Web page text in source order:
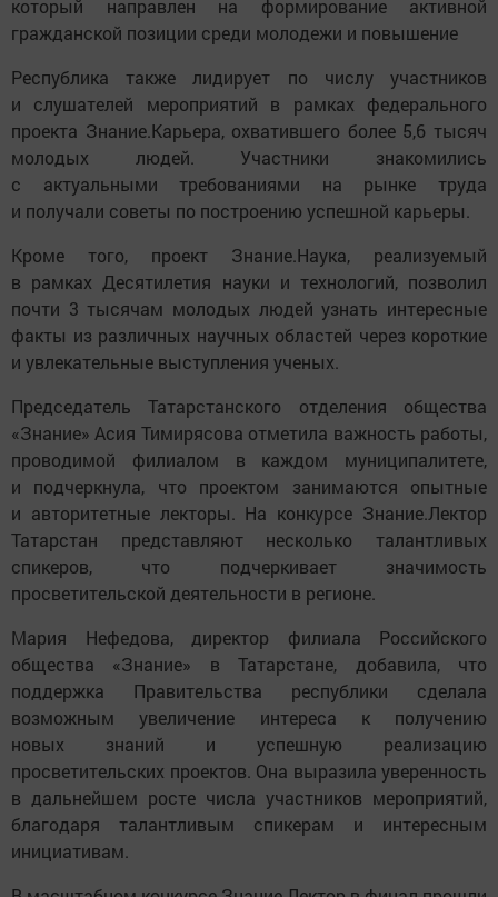
который направлен на формирование активной
гражданской позиции среди молодежи и повышение
Республика также лидирует по числу участников
и слушателей мероприятий в рамках федерального
проекта Знание.Карьера, охватившего более 5,6 тысяч
молодых людей. Участники знакомились
с актуальными требованиями на рынке труда
и получали советы по построению успешной карьеры.
Кроме того, проект Знание.Наука, реализуемый
в рамках Десятилетия науки и технологий, позволил
почти 3 тысячам молодых людей узнать интересные
факты из различных научных областей через короткие
и увлекательные выступления ученых.
Председатель Татарстанского отделения общества
«Знание» Асия Тимирясова отметила важность работы,
проводимой филиалом в каждом муниципалитете,
и подчеркнула, что проектом занимаются опытные
и авторитетные лекторы. На конкурсе Знание.Лектор
Татарстан представляют несколько талантливых
спикеров, что подчеркивает значимость
просветительской деятельности в регионе.
Мария Нефедова, директор филиала Российского
общества «Знание» в Татарстане, добавила, что
поддержка Правительства республики сделала
возможным увеличение интереса к получению
новых знаний и успешную реализацию
просветительских проектов. Она выразила уверенность
в дальнейшем росте числа участников мероприятий,
благодаря талантливым спикерам и интересным
инициативам.